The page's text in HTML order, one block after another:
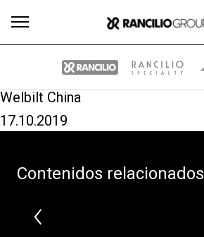
Welbilt China
17.10.2019
Contenidos relacionados
Todos Productos Noticias